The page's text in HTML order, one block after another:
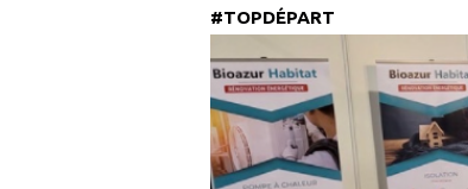
#TOPDÉPART